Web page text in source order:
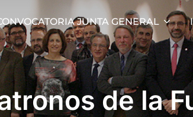
JUNTA GENERAL
de la